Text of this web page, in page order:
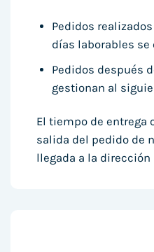
Pedidos
días laborables
Pedidos después
gestionan al
El tiempo de entrega
salida del pedido de
llegada a la dirección